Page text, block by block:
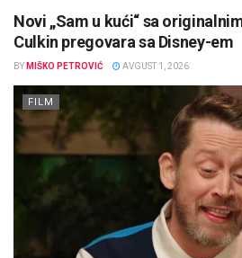
Novi „Sam u kući“ sa
Culkin pregovara sa Disney-em
BY MIŠKO PETROVIĆ AVGUST 1, 2026
FILM